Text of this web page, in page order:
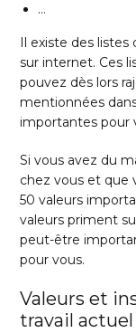
…
Il existe des
sur internet. Ces
pouvez dès lors
mentionnées
importantes pour
Si vous avez du
chez vous et que
50 valeurs
valeurs priment
peut-être
pour vous.
Valeurs et
travail actuel